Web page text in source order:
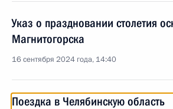
Указ о праздновании столетия
Магнитогорска
16 сентября 2024 года, 14:40
Поездка в Челябинскую область